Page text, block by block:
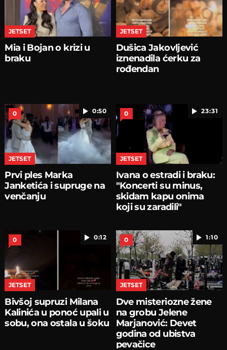
JETSET
Mia i Bojan o krizi u
braku
JETSET
Dušica Jakovljević
iznenadila ćerku za
rođendan
0:50
0
JETSET
Prvi ples Marka
Janketića i supruge na
venčanju
23:31
0
JETSET
Ivana o estradi i braku:
"Koncerti su minus,
skidam kapu onima
koji su zaradili"
0:12
0
JETSET
Bivšoj supruzi Milana
Kalinića u ponoć upali u
sobu, ona ostala u šoku
1:10
0
JETSET
Dve misteriozne žene
na grobu Jelene
Marjanović: Devet
godina od ubistva
pevačice